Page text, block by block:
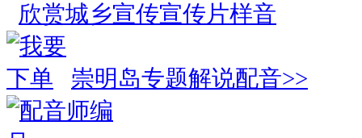
欣赏城乡宣传宣传片样音
崇明岛专题解说配音>>